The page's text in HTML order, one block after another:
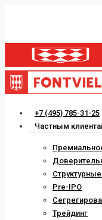
content
Menu
+7 (495) 785-31-25
Частным
Pre-IPO
Трейдинг